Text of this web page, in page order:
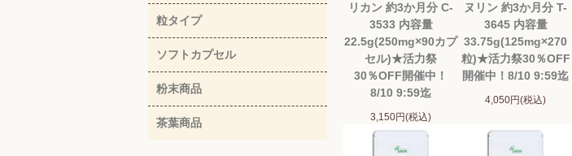
粒タイプ
ソフトカプセル
粉末商品
茶葉商品
リカン 約3か月分 C-
3533 内容量
22.5g(250mg×90カプ
セル)★活力祭
30％OFF開催中！
8/10 9:59迄
3,150円(税込)
ヌリン 約3か月分 T-
3645 内容量
33.75g(125mg×270
粒)★活力祭30％OFF
開催中！8/10 9:59迄
4,050円(税込)